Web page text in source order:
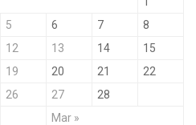
Mar »
5 6 7
8
12 13 14
15
19 20 21
22
26 27 28